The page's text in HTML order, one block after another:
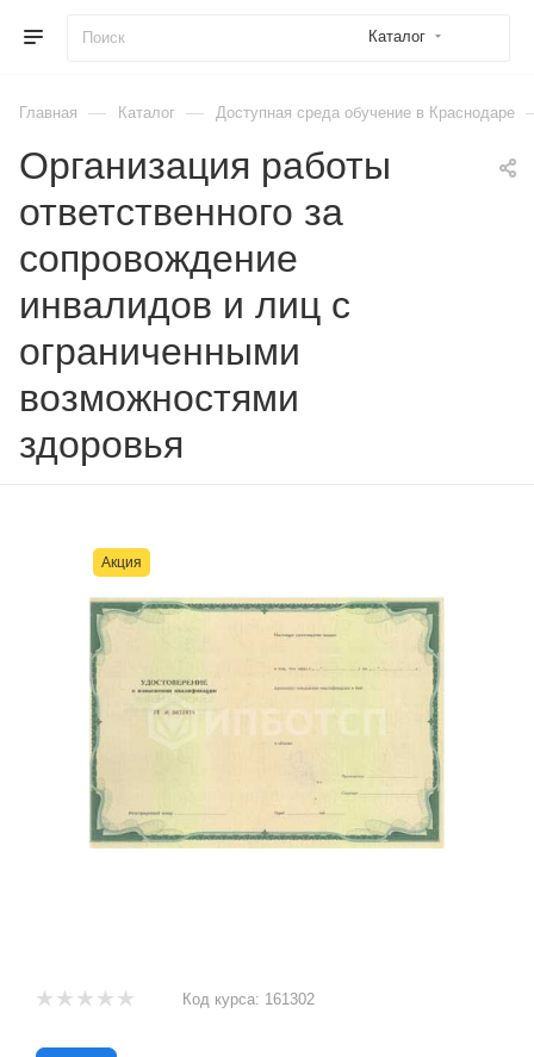
Каталог
Главная — Каталог — Доступная среда обучение в Краснодаре
Организация работы
ответственного за
сопровождение
инвалидов и лиц с
ограниченными
возможностями
здоровья
Акция
Код курса: 161302